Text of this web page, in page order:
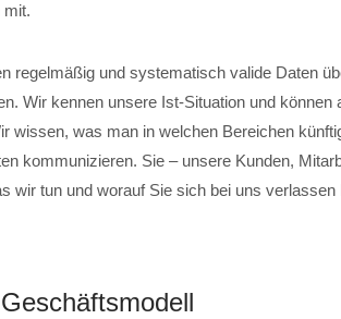
mit.
regelmäßig und systematisch valide Daten
Wir kennen unsere Ist-Situation und
wissen, was man in welchen Bereichen
kommunizieren. Sie – unsere Kunden,
wir tun und worauf Sie sich bei uns verlassen